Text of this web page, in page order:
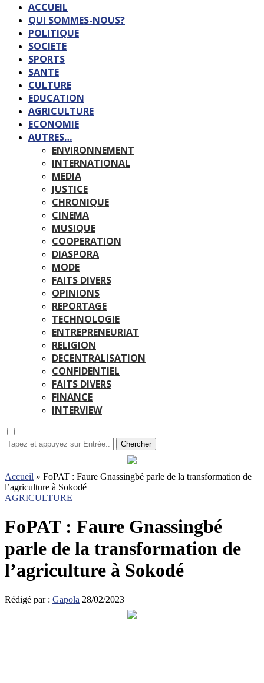
ACCUEIL
QUI SOMMES-NOUS?
POLITIQUE
SOCIETE
SPORTS
SANTE
CULTURE
EDUCATION
AGRICULTURE
ECONOMIE
AUTRES…
ENVIRONNEMENT
INTERNATIONAL
MEDIA
JUSTICE
CHRONIQUE
CINEMA
MUSIQUE
COOPERATION
DIASPORA
MODE
FAITS DIVERS
OPINIONS
REPORTAGE
TECHNOLOGIE
ENTREPRENEURIAT
RELIGION
DECENTRALISATION
CONFIDENTIEL
FAITS DIVERS
FINANCE
INTERVIEW
Chercher
Accueil » FoPAT : Faure Gnassingbé parle de la transformation de
l’agriculture à Sokodé
AGRICULTURE
FoPAT : Faure Gnassingbé
parle de la transformation de
l’agriculture à Sokodé
Rédigé par : Gapola 28/02/2023